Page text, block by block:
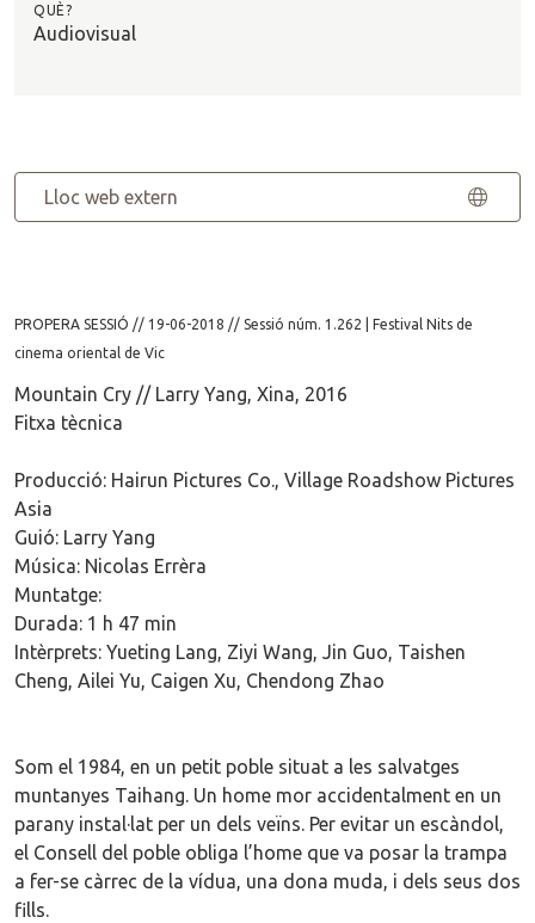
QUÈ?
Audiovisual
Lloc web extern
PROPERA SESSIÓ // 19-06-2018 // Sessió núm. 1.262 | Festival Nits de
cinema oriental de Vic
Mountain Cry // Larry Yang, Xina, 2016
Fitxa tècnica
Producció: Hairun Pictures Co., Village Roadshow Pictures
Asia
Guió: Larry Yang
Música: Nicolas Errèra
Muntatge:
Durada: 1 h 47 min
Intèrprets: Yueting Lang, Ziyi Wang, Jin Guo, Taishen
Cheng, Ailei Yu, Caigen Xu, Chendong Zhao
Som el 1984, en un petit poble situat a les salvatges
muntanyes Taihang. Un home mor accidentalment en un
parany instal·lat per un dels veïns. Per evitar un escàndol,
el Consell del poble obliga l’home que va posar la trampa
a fer-se càrrec de la vídua, una dona muda, i dels seus dos
fills.